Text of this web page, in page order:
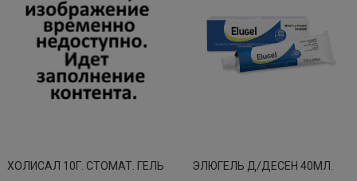
ХОЛИСАЛ 10Г. СТОМАТ. ГЕЛЬ
ЭЛЮГЕЛЬ Д/ДЕСЕН 40МЛ.